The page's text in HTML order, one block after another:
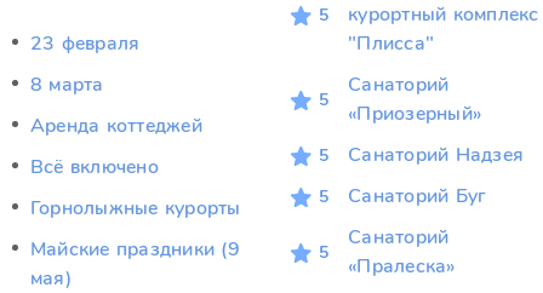
23 февраля
8 марта
Аренда коттеджей
Всё включено
Горнолыжные курорты
Майские праздники (9
мая)
5
курортный комплекс
"Плисса"
5
Санаторий
«Приозерный»
5 Санаторий Надзея
5 Санаторий Буг
5
Санаторий
«Пралеска»